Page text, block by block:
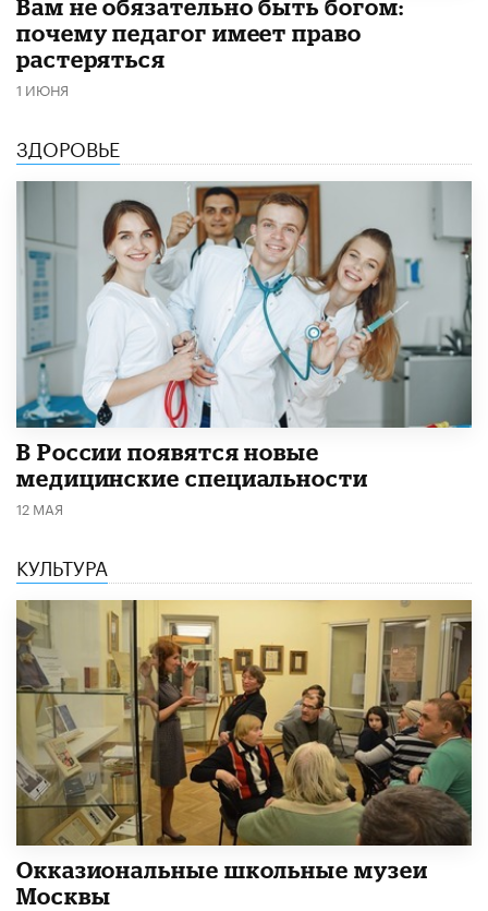
​Вам не обязательно быть богом:
почему педагог имеет право
растеряться
1 ИЮНЯ
ЗДОРОВЬЕ
В России появятся новые
медицинские специальности
12 МАЯ
КУЛЬТУРА
​Окказиональные школьные музеи
Москвы